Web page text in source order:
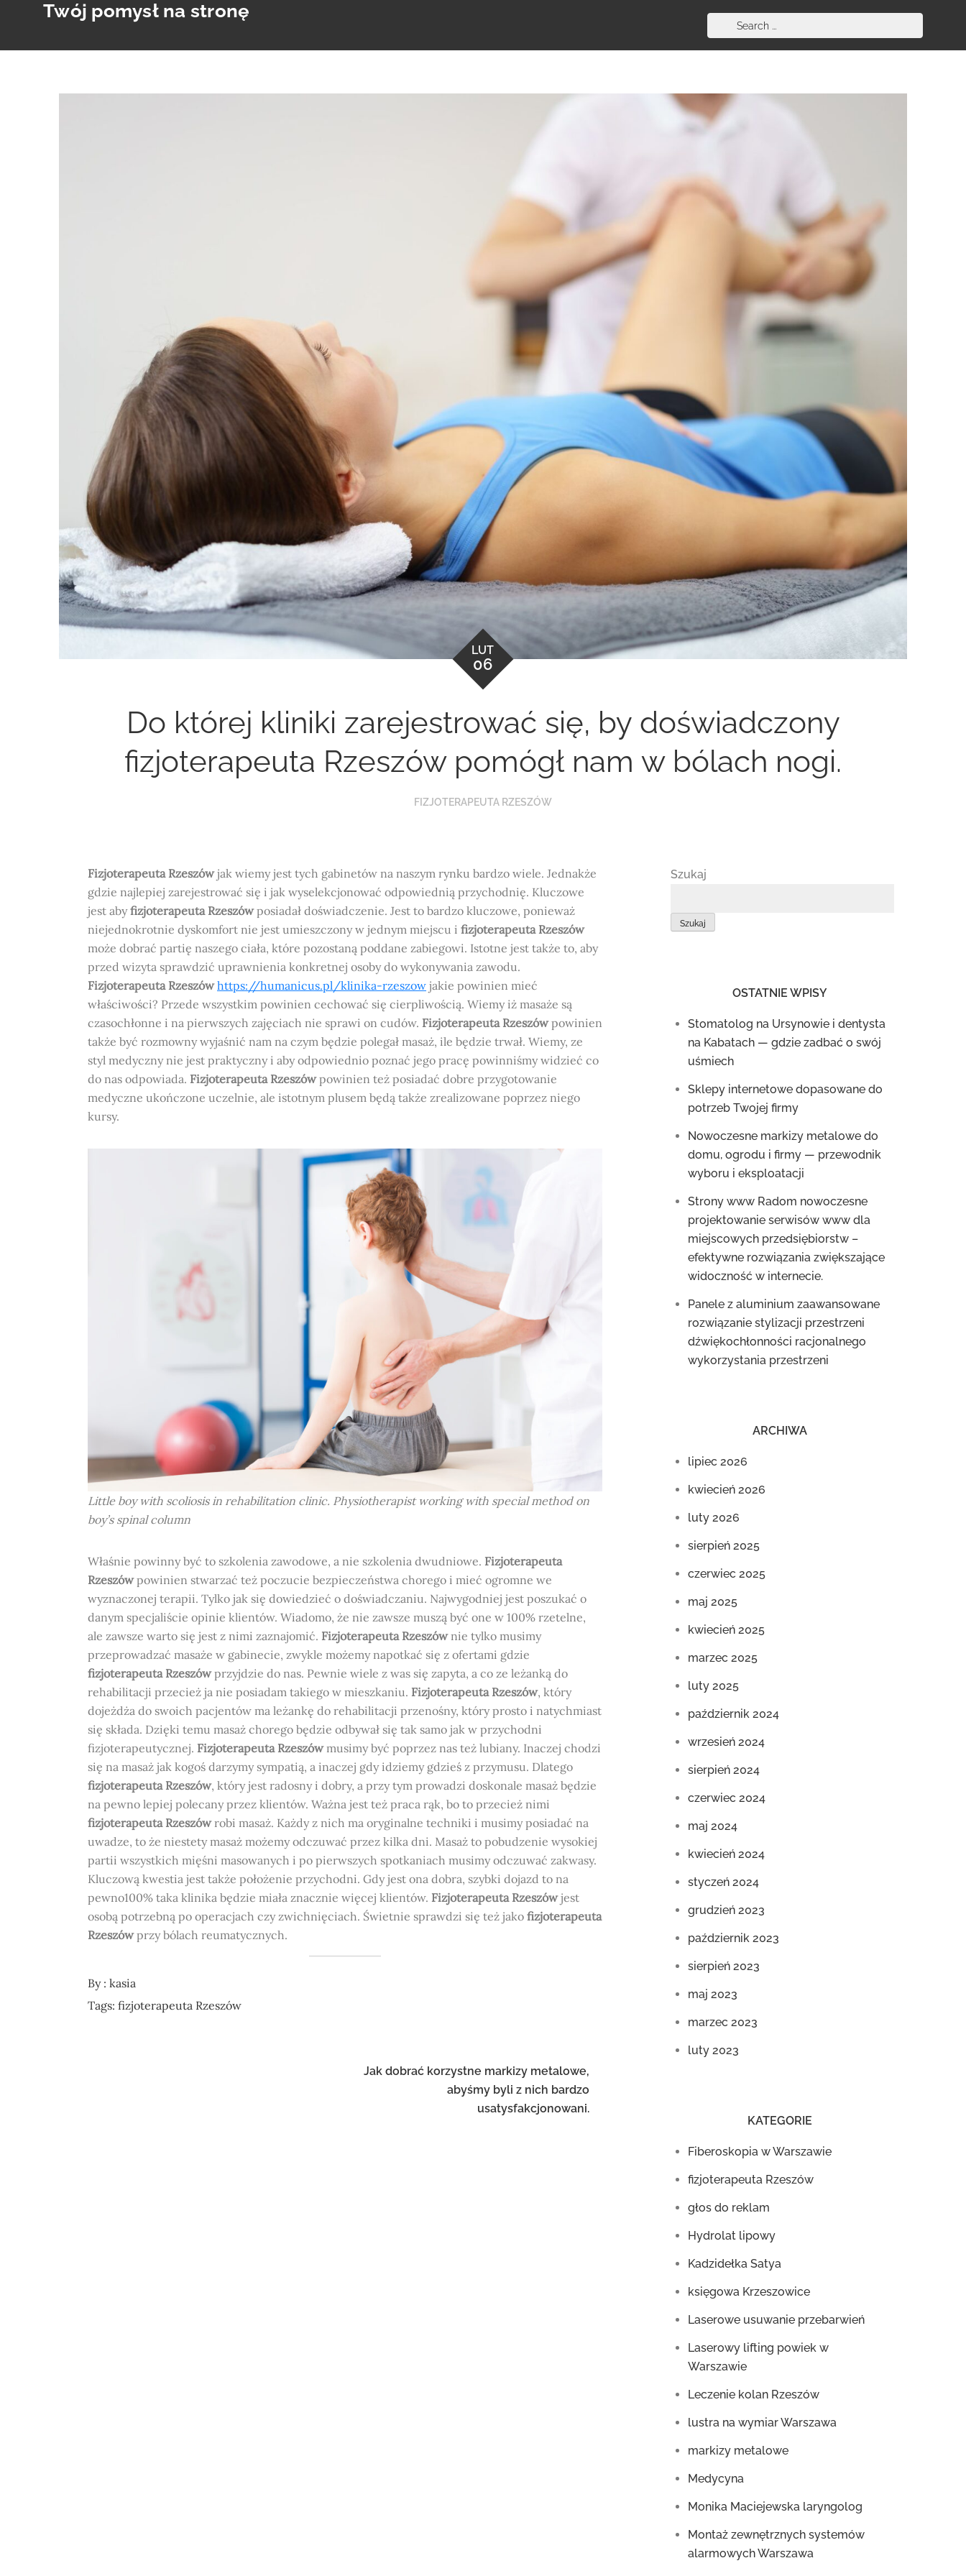
Twój pomysł na stronę
Search
for:
LUT
06
Do której kliniki zarejestrować się, by doświadczony
fizjoterapeuta Rzeszów pomógł nam w bólach nogi.
FIZJOTERAPEUTA RZESZÓW
Fizjoterapeuta Rzeszówjak wiemy jest tych gabinetów na naszym rynku bardzo wiele. Jednakże
gdzie najlepiej zarejestrować się i jak wyselekcjonować odpowiednią przychodnię. Kluczowe
jest abyfizjoterapeuta Rzeszówposiadał doświadczenie. Jest to bardzo kluczowe, ponieważ
niejednokrotnie dyskomfort nie jest umieszczony w jednym miejscu i fizjoterapeuta Rzeszów
może dobrać partię naszego ciała, które pozostaną poddane zabiegowi. Istotne jest także to, aby
przed wizyta sprawdzić uprawnienia konkretnej osoby do wykonywania zawodu.
Fizjoterapeuta Rzeszów https://humanicus.pl/klinika-rzeszow jakie powinien mieć
właściwości? Przede wszystkim powinien cechować się cierpliwością. Wiemy iż masaże są
czasochłonne i na pierwszych zajęciach nie sprawi on cudów. Fizjoterapeuta Rzeszówpowinien
także być rozmowny wyjaśnić nam na czym będzie polegał masaż, ile będzie trwał. Wiemy, ze
styl medyczny nie jest praktyczny i aby odpowiednio poznać jego pracę powinniśmy widzieć co
do nas odpowiada. Fizjoterapeuta Rzeszówpowinien też posiadać dobre przygotowanie
medyczne ukończone uczelnie, ale istotnym plusem będą także zrealizowane poprzez niego
kursy.
Little boy with scoliosis in rehabilitation clinic. Physiotherapist working with special method on
boy’s spinal column
Właśnie powinny być to szkolenia zawodowe, a nie szkolenia dwudniowe. Fizjoterapeuta
Rzeszówpowinien stwarzać też poczucie bezpieczeństwa chorego i mieć ogromne we
wyznaczonej terapii. Tylko jak się dowiedzieć o doświadczaniu. Najwygodniej jest poszukać o
danym specjaliście opinie klientów. Wiadomo, że nie zawsze muszą być one w 100% rzetelne,
ale zawsze warto się jest z nimi zaznajomić. Fizjoterapeuta Rzeszównie tylko musimy
przeprowadzać masaże w gabinecie, zwykle możemy napotkać się z ofertami gdzie
fizjoterapeuta Rzeszówprzyjdzie do nas. Pewnie wiele z was się zapyta, a co ze leżanką do
rehabilitacji przecież ja nie posiadam takiego w mieszkaniu. Fizjoterapeuta Rzeszów, który
dojeżdża do swoich pacjentów ma leżankę do rehabilitacji przenośny, który prosto i natychmiast
się składa. Dzięki temu masaż chorego będzie odbywał się tak samo jak w przychodni
fizjoterapeutycznej. Fizjoterapeuta Rzeszówmusimy być poprzez nas też lubiany. Inaczej chodzi
się na masaż jak kogoś darzymy sympatią, a inaczej gdy idziemy gdzieś z przymusu. Dlatego
fizjoterapeuta Rzeszów, który jest radosny i dobry, a przy tym prowadzi doskonale masaż będzie
na pewno lepiej polecany przez klientów. Ważna jest też praca rąk, bo to przecież nimi
fizjoterapeuta Rzeszówrobi masaż. Każdy z nich ma oryginalne techniki i musimy posiadać na
uwadze, to że niestety masaż możemy odczuwać przez kilka dni. Masaż to pobudzenie wysokiej
partii wszystkich mięśni masowanych i po pierwszych spotkaniach musimy odczuwać zakwasy.
Kluczową kwestia jest także położenie przychodni. Gdy jest ona dobra, szybki dojazd to na
pewno100% taka klinika będzie miała znacznie więcej klientów. Fizjoterapeuta Rzeszówjest
osobą potrzebną po operacjach czy zwichnięciach. Świetnie sprawdzi się też jako fizjoterapeuta
Rzeszówprzy bólach reumatycznych.
By : kasia
Tags: fizjoterapeuta Rzeszów
Jak dobrać korzystne markizy metalowe,
abyśmy byli z nich bardzo
usatysfakcjonowani.
Szukaj
Szukaj
OSTATNIE WPISY
Stomatolog na Ursynowie i dentysta
na Kabatach — gdzie zadbać o swój
uśmiech
Sklepy internetowe dopasowane do
potrzeb Twojej firmy
Nowoczesne markizy metalowe do
domu, ogrodu i firmy — przewodnik
wyboru i eksploatacji
Strony www Radom nowoczesne
projektowanie serwisów www dla
miejscowych przedsiębiorstw –
efektywne rozwiązania zwiększające
widoczność w internecie.
Panele z aluminium zaawansowane
rozwiązanie stylizacji przestrzeni
dźwiękochłonności racjonalnego
wykorzystania przestrzeni
ARCHIWA
lipiec 2026
kwiecień 2026
luty 2026
sierpień 2025
czerwiec 2025
maj 2025
kwiecień 2025
marzec 2025
luty 2025
październik 2024
wrzesień 2024
sierpień 2024
czerwiec 2024
maj 2024
kwiecień 2024
styczeń 2024
grudzień 2023
październik 2023
sierpień 2023
maj 2023
marzec 2023
luty 2023
KATEGORIE
Fiberoskopia w Warszawie
fizjoterapeuta Rzeszów
głos do reklam
Hydrolat lipowy
Kadzidełka Satya
księgowa Krzeszowice
Laserowe usuwanie przebarwień
Laserowy lifting powiek w
Warszawie
Leczenie kolan Rzeszów
lustra na wymiar Warszawa
markizy metalowe
Medycyna
Monika Maciejewska laryngolog
Montaż zewnętrznych systemów
alarmowych Warszawa